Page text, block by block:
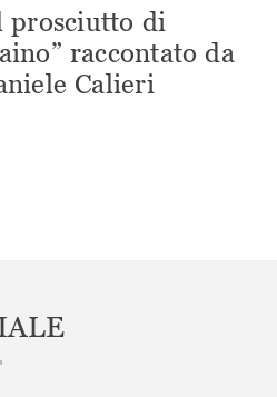
prosciutto di
raccontato da
Calieri